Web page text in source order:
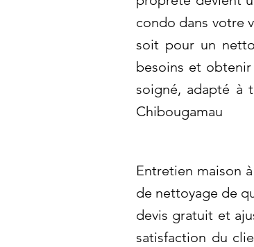
condo dans votre
soit pour un
besoins et
soigné, adapté à
Chibougamau
Entretien maison
de nettoyage de
devis gratuit et
satisfaction du